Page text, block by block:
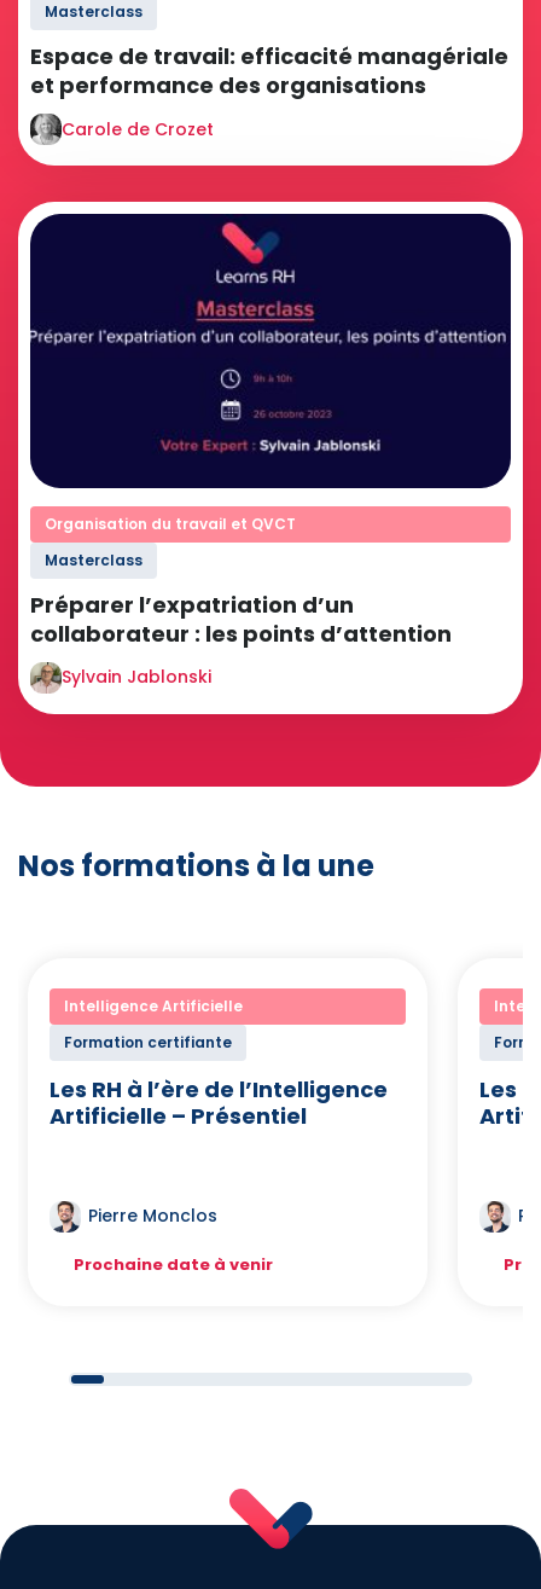
Masterclass
Espace de travail: efficacité managériale
et performance des organisations
Carole de Crozet
Organisation du travail et QVCT
Masterclass
Préparer l’expatriation d’un
collaborateur : les points d’attention
Sylvain Jablonski
Nos formations à la une
Intelligence Artificielle
Formation certifiante
Les RH à l’ère de l’Intelligence
Artificielle – Présentiel
Pierre Monclos
Prochaine date à venir
Les